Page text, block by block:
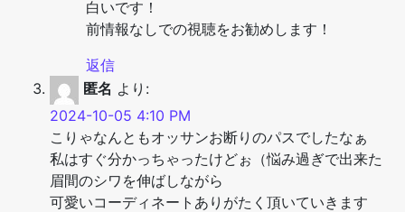
白いです！
前情報なしでの視聴をお勧めします！
返信
匿名 より:
2024-10-05 4:10 PM
こりゃなんともオッサンお断りのパスでしたなぁ
私はすぐ分かっちゃったけどぉ（悩み過ぎで出来た
眉間のシワを伸ばしながら
可愛いコーディネートありがたく頂いていきます